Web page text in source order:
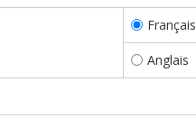
Français
Anglais